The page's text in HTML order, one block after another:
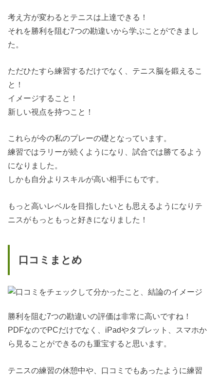
考え方が変わるとテニスは上達できる！
それを勝利を阻む7つの勘違いから学ぶことができまし
た。
ただひたすら練習するだけでなく、テニス脳を鍛えるこ
と！
イメージすること！
新しい視点を持つこと！
これらが今の私のプレーの礎となっています。
練習ではラリーが続くようになり、試合では勝てるよう
になりました。
しかも自分よりスキルが高い相手にもです。
もっと高いレベルを目指したいとも思えるようになりテ
ニスがもっともっと好きになりました！
口コミまとめ
勝利を阻む7つの勘違いの評価は非常に高いですね！
PDFなのでPCだけでなく、iPadやタブレット、スマホか
ら見ることができるのも重宝すると思います。
テニスの練習の休憩中や、口コミでもあったように練習